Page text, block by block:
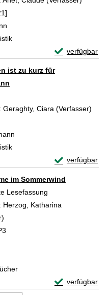
verfügbar
Exemplar-
ist zu kurz für
Geraghty, Ciara (Verfasser)
verfügbar
Exemplar-
im Sommerwind
Lesefassung
Herzog, Katharina
verfügbar
Exemplar-